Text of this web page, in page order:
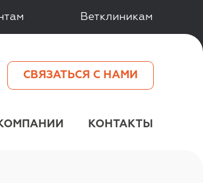
Ветклиникам
СВЯЗАТЬСЯ С НАМИ
КОНТАКТЫ